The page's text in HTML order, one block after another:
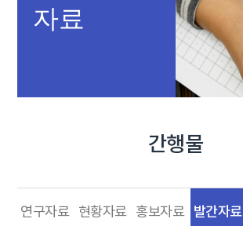
자료
간행물
연구자료 현황자료 홍보자료 발간자료